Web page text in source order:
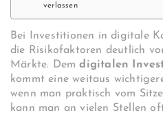
verlassen
Bei Investitionen in digitale
die Risikofaktoren deutlich
Märkte. Demdigitalen
kommt eine weitaus
wenn man praktisch vom
kann man an vielen Stellen